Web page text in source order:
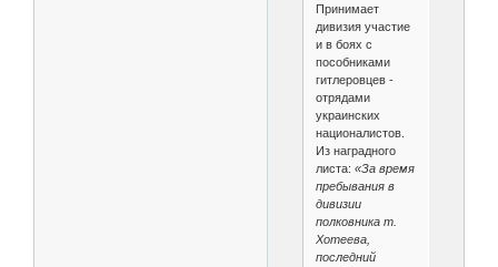
Принимает
дивизия участие
и в боях с
пособниками
гитлеровцев -
отрядами
украинских
националистов.
Из наградного
листа: «За время
пребывания в
дивизии
полковника т.
Хотеева,
последний